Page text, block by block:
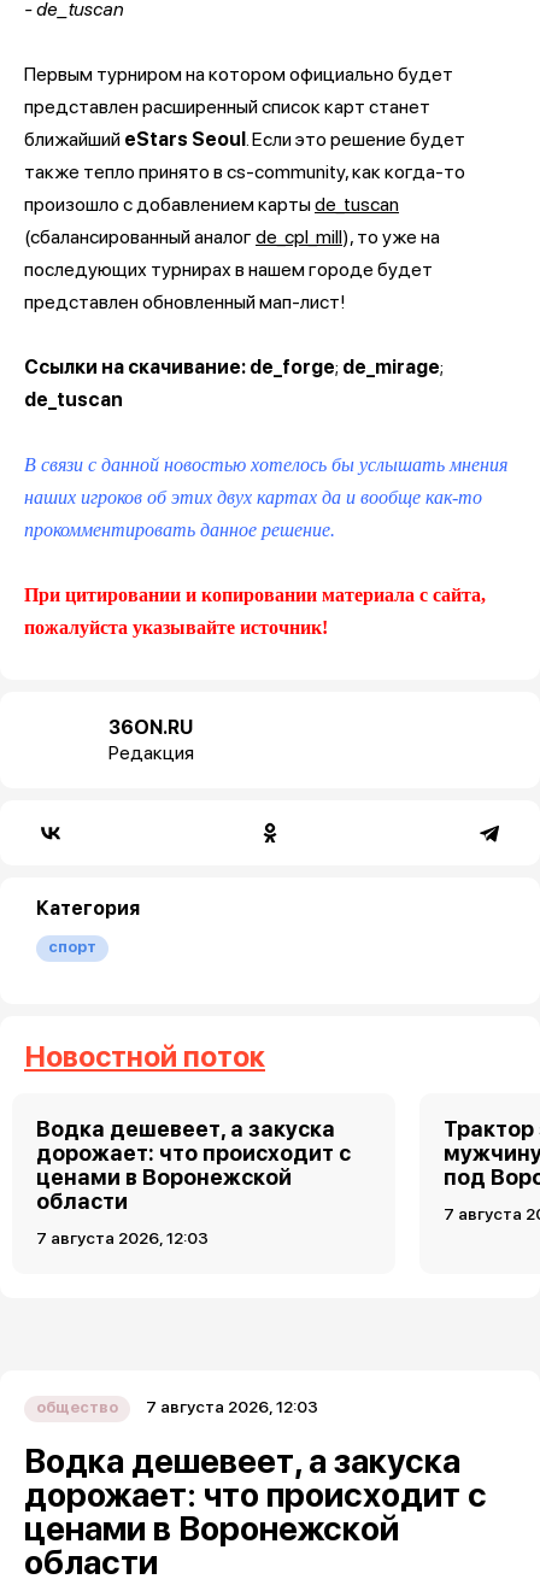
- de_tuscan
Первым турниром на котором официально будет
представлен расширенный список карт станет
ближайший eStars Seoul . Если это решение будет
также тепло принято в cs-community, как когда-то
произошло с добавлением картыde_tuscan
(сбалансированный аналог de_cpl_mill), то уже на
последующих турнирах в нашем городе будет
представлен обновленный мап-лист!
Ссылки на скачивание: de_forge; de_mirage;
de_tuscan
В связи с данной новостью хотелось бы услышать мнения
наших игроков об этих двух картах да и вообще как-то
прокомментировать данное решение.
При цитировании и копировании материала с сайта,
пожалуйста указывайте источник!
36ON.RU
Редакция
Категория
спорт
Новостной поток
Водка дешевеет, а закуска
дорожает: что происходит с
ценами в Воронежской
области
7 августа 2026, 12:03
под
7 августа
общество 7 августа 2026, 12:03
Водка дешевеет, а закуска
дорожает: что происходит с
ценами в Воронежской
области